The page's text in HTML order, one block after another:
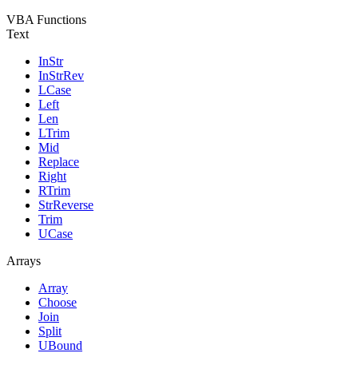
VBA Functions
Text
InStr
InStrRev
LCase
Left
Len
LTrim
Mid
Replace
Right
RTrim
StrReverse
Trim
UCase
Arrays
Array
Choose
Join
Split
UBound